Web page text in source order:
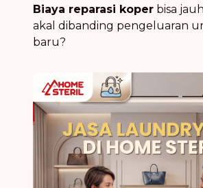
Biaya reparasi koper bisa
akal dibanding pengeluaran
baru?